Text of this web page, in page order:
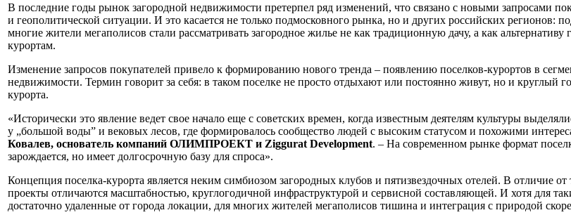
В последние годы рынок загородной недвижимости претерпел ряд изменений, что связано с новыми запросами
и геополитической ситуации. И это касается не только подмосковного рынка, но и других российских регионов:
многие жители мегаполисов стали рассматривать загородное жилье не как традиционную дачу, а как
курортам.
Изменение запросов покупателей привело к формированию нового тренда – появлению поселков-курортов в
недвижимости. Термин говорит за себя: в таком поселке не просто отдыхают или постоянно живут, но и круглый
курорта.
«Исторически это явление ведет свое начало еще с советских времен, когда известным деятелям культуры
у „большой воды” и вековых лесов, где формировалось сообщество людей с высоким статусом и похожими
Ковалев, основатель компаний ОЛИМПРОЕКТ и Ziggurat Development. – На современном рынке формат
зарождается, но имеет долгосрочную базу для спроса».
Концепция поселка-курорта является неким симбиозом загородных клубов и пятизвездочных отелей. В отличие
проекты отличаются масштабностью, круглогодичной инфраструктурой и сервисной составляющей. И хотя для
достаточно удаленные от города локации, для многих жителей мегаполисов тишина и интеграция с природой